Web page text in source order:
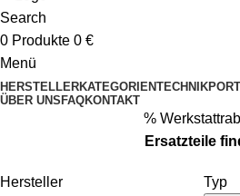
Search
0 Produkte 0 €
Menü
HERSTELLERKATEGORIEN
ÜBER UNS FAQKONTAKT
%
Ersatzteile
Hersteller
Typ